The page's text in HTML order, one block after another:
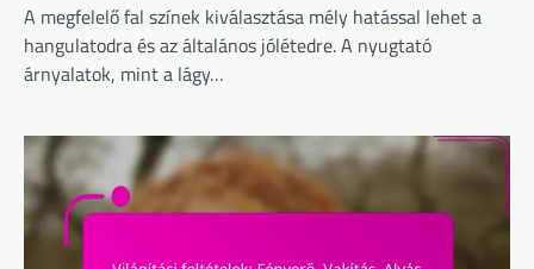
A megfelelő fal színek kiválasztása mély hatással lehet a
hangulatodra és az általános jólétedre. A nyugtató
árnyalatok, mint a lágy…